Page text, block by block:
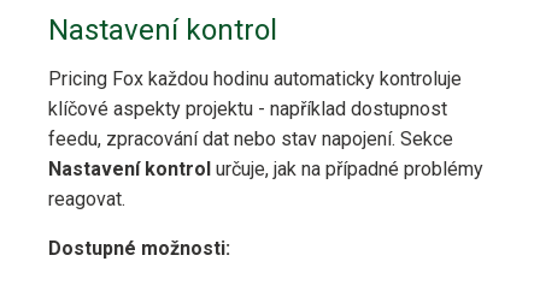
Nastavení kontrol
Pricing Fox každou hodinu automaticky kontroluje
klíčové aspekty projektu - například dostupnost
feedu, zpracování dat nebo stav napojení. Sekce
Nastavení kontrol určuje, jak na případné problémy
reagovat.
Dostupné možnosti: